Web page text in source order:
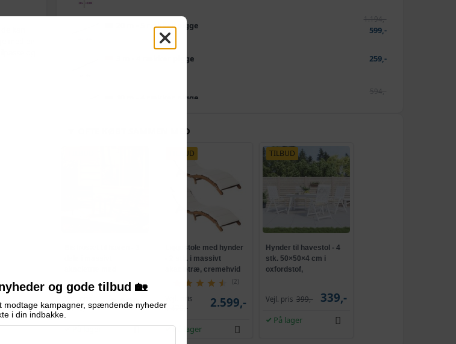
med en
og
20 m - 5 rækker pigge
1.194,-
599,-
3 m - 4 rækker pigge 259,-
10 m - 4 rækker pigge
594,-
OFTE KØBT SAMMEN MED
2.116,-
2.099,-
På lager
TILBUD
Liggestole med hynder
- 2 stk. i massivt
akacietræ, cremehvid
(2)
Vejl. pris
4.470,-
2.599,-
På lager
TILBUD
Hynder til havestol - 4
stk. 50×50×4 cm i
oxfordstof,
Vejl. pris 399,- 339,-
På lager
og gode tilbud 🏡
kampagner, spændende nyheder
i din indbakke.